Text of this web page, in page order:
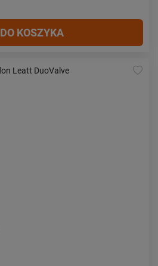
DO KOSZYKA